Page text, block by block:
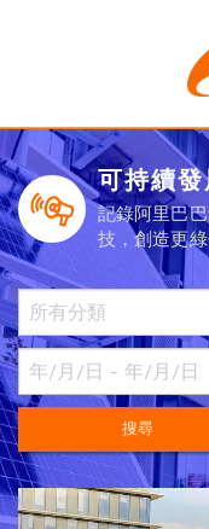
可持續
記錄阿里巴
技，創造更
搜尋